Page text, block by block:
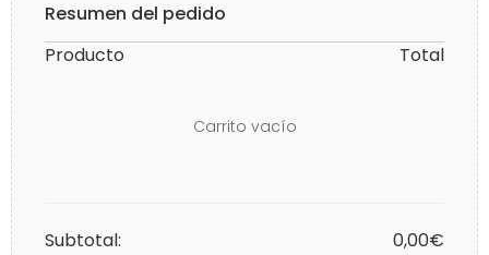
Resumen del pedido
Producto
Total
Carrito vacío
Subtotal: 0,00€